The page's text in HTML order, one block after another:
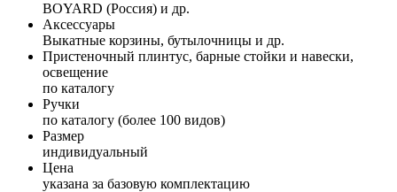
BOYARD (Россия) и др.
Аксессуары
Выкатные корзины, бутылочницы и др.
Пристеночный плинтус, барные стойки и навески,
освещение
по каталогу
Ручки
по каталогу (более 100 видов)
Размер
индивидуальный
Цена
указана за базовую комплектацию